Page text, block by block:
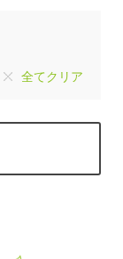
全てクリア